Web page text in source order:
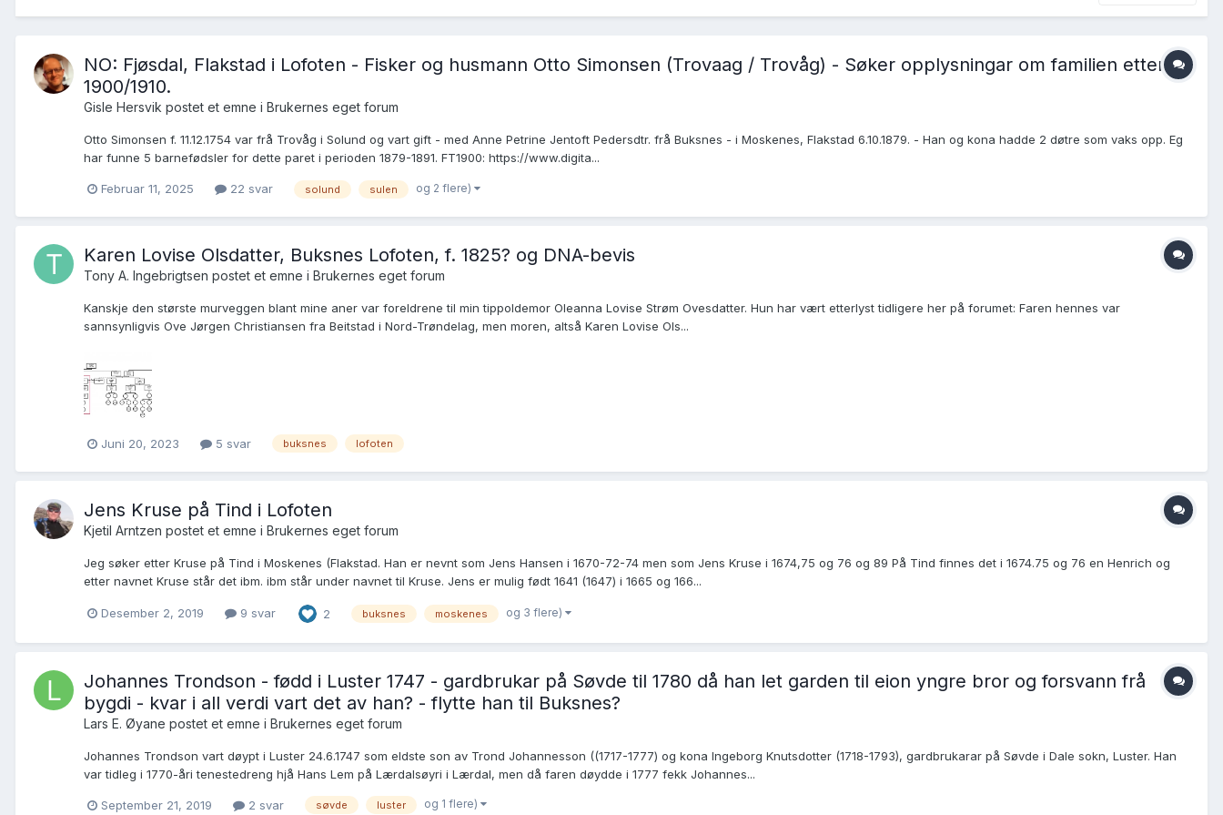
NO: Fjøsdal, Flakstad i Lofoten - Fisker og husmann Otto Simonsen (Trovaag / Trovåg) - Søker opplysningar om familien etter
1900/1910.
Gisle Hersvik postet et emne i Brukernes eget forum
Otto Simonsen f. 11.12.1754 var frå Trovåg i Solund og vart gift - med Anne Petrine Jentoft Pedersdtr. frå Buksnes - i Moskenes, Flakstad 6.10.1879. - Han og kona hadde 2 døtre som vaks opp. Eg
har funne 5 barnefødsler for dette paret i perioden 1879-1891. FT1900: https://www.digita...
Februar 11, 2025 22 svar solund sulen og 2 flere)
Karen Lovise Olsdatter, Buksnes Lofoten, f. 1825? og DNA-bevis
Tony A. Ingebrigtsen postet et emne i Brukernes eget forum
Kanskje den største murveggen blant mine aner var foreldrene til min tippoldemor Oleanna Lovise Strøm Ovesdatter. Hun har vært etterlyst tidligere her på forumet: Faren hennes var
sannsynligvis Ove Jørgen Christiansen fra Beitstad i Nord-Trøndelag, men moren, altså Karen Lovise Ols...
Juni 20, 2023 5 svar buksnes lofoten
Jens Kruse på Tind i Lofoten
Kjetil Arntzen postet et emne i Brukernes eget forum
Jeg søker etter Kruse på Tind i Moskenes (Flakstad. Han er nevnt som Jens Hansen i 1670-72-74 men som Jens Kruse i 1674,75 og 76 og 89 På Tind finnes det i 1674.75 og 76 en Henrich og
etter navnet Kruse står det ibm. ibm står under navnet til Kruse. Jens er mulig født 1641 (1647) i 1665 og 166...
Desember 2, 2019 9 svar 2 buksnes moskenes og 3 flere)
Johannes Trondson - fødd i Luster 1747 - gardbrukar på Søvde til 1780 då han let garden til eion yngre bror og forsvann frå
bygdi - kvar i all verdi vart det av han? - flytte han til Buksnes?
Lars E. Øyane postet et emne i Brukernes eget forum
Johannes Trondson vart døypt i Luster 24.6.1747 som eldste son av Trond Johannesson ((1717-1777) og kona Ingeborg Knutsdotter (1718-1793), gardbrukarar på Søvde i Dale sokn, Luster. Han
var tidleg i 1770-åri tenestedreng hjå Hans Lem på Lærdalsøyri i Lærdal, men då faren døydde i 1777 fekk Johannes...
September 21, 2019 2 svar søvde luster og 1 flere)